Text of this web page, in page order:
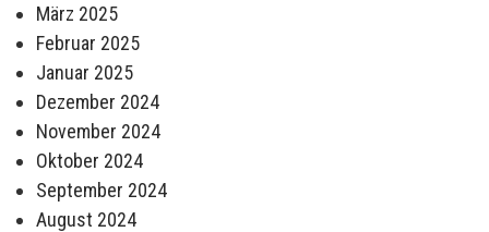
März 2025
Februar 2025
Januar 2025
Dezember 2024
November 2024
Oktober 2024
September 2024
August 2024